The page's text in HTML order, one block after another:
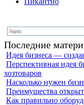
Последние
Идея бизнеса —
Перспективная идея
хозтоваров
Насколько нужен
Преимущества
Как правильно